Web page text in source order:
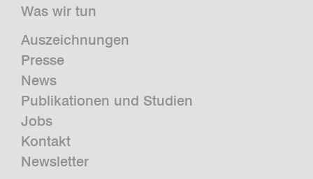
Was wir tun
Auszeichnungen
Presse
News
Publikationen und Studien
Jobs
Kontakt
Newsletter